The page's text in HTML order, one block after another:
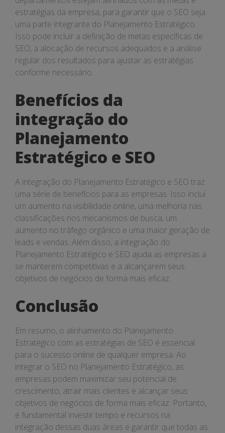
estratégias da empresa, para garantir que o SEO seja
uma parte integrante do Planejamento Estratégico.
Isso pode incluir a definição de metas específicas de
SEO, a alocação de recursos adequados e a análise
regular dos resultados para ajustar as estratégias
conforme necessário.
Benefícios da
integração do
Planejamento
Estratégico e SEO
A integração do Planejamento Estratégico e SEO traz
uma série de benefícios para as empresas. Isso inclui
um aumento na visibilidade online, uma melhoria nas
classificações nos mecanismos de busca, um
aumento no tráfego orgânico e uma maior geração de
leads e vendas. Além disso, a integração do
Planejamento Estratégico e SEO ajuda as empresas a
se manterem competitivas e a alcançarem seus
objetivos de negócios de forma mais eficaz.
Conclusão
Em resumo, o alinhamento do Planejamento
Estratégico com as estratégias de SEO é essencial
para o sucesso online de qualquer empresa. Ao
integrar o SEO no Planejamento Estratégico, as
empresas podem maximizar seu potencial de
crescimento, atrair mais clientes e alcançar seus
objetivos de negócios de forma mais eficaz. Portanto,
é fundamental investir tempo e recursos na
integração dessas duas áreas e garantir que todas as